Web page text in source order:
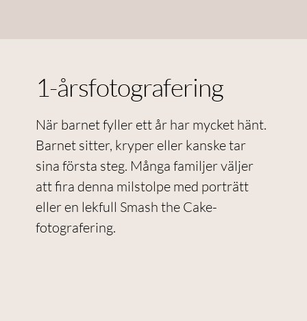
1-årsfotografering
När barnet fyller ett år har mycket hänt.
Barnet sitter, kryper eller kanske tar
sina första steg. Många familjer väljer
att fira denna milstolpe med porträtt
eller en lekfull Smash the Cake-
fotografering.